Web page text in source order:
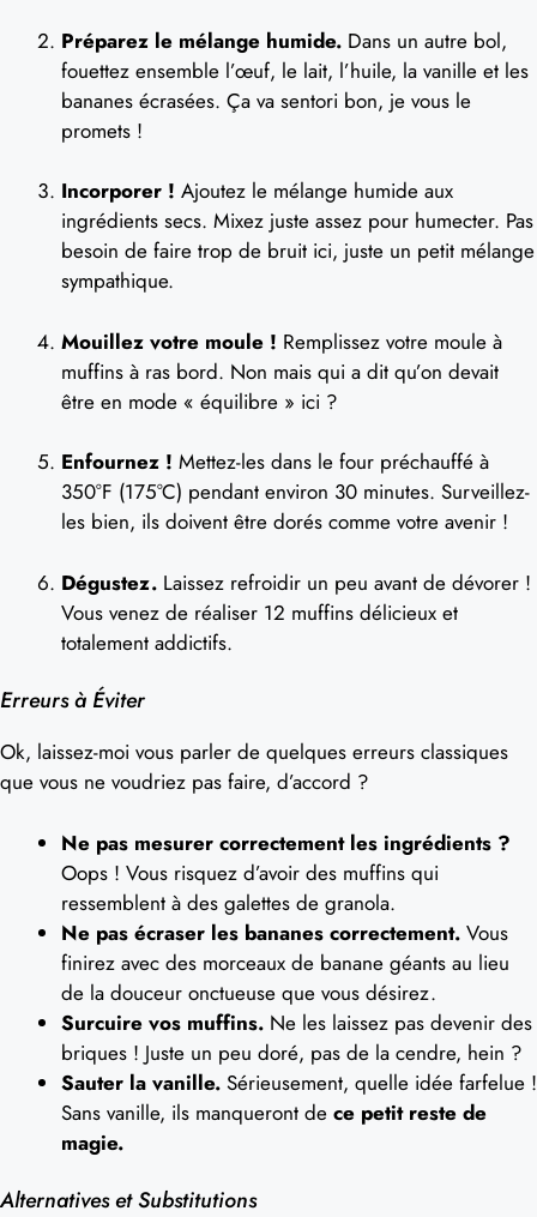
Préparez le mélange humide. Dans un autre bol,
fouettez ensemble l’œuf, le lait, l’huile, la vanille et les
bananes écrasées. Ça va sentori bon, je vous le
promets !
Incorporer ! Ajoutez le mélange humide aux
ingrédients secs. Mixez juste assez pour humecter. Pas
besoin de faire trop de bruit ici, juste un petit mélange
sympathique.
Mouillez votre moule ! Remplissez votre moule à
muffins à ras bord. Non mais qui a dit qu’on devait
être en mode « équilibre » ici ?
Enfournez ! Mettez-les dans le four préchauffé à
350°F (175°C) pendant environ 30 minutes. Surveillez-
les bien, ils doivent être dorés comme votre avenir !
Dégustez. Laissez refroidir un peu avant de dévorer !
Vous venez de réaliser 12 muffins délicieux et
totalement addictifs.
Erreurs à Éviter
Ok, laissez-moi vous parler de quelques erreurs classiques
que vous ne voudriez pas faire, d’accord ?
Ne pas mesurer correctement les ingrédients ?
Oops ! Vous risquez d’avoir des muffins qui
ressemblent à des galettes de granola.
Ne pas écraser les bananes correctement. Vous
finirez avec des morceaux de banane géants au lieu
de la douceur onctueuse que vous désirez.
Surcuire vos muffins. Ne les laissez pas devenir des
briques ! Juste un peu doré, pas de la cendre, hein ?
Sauter la vanille. Sérieusement, quelle idée farfelue !
Sans vanille, ils manqueront de ce petit reste de
magie.
Alternatives et Substitutions